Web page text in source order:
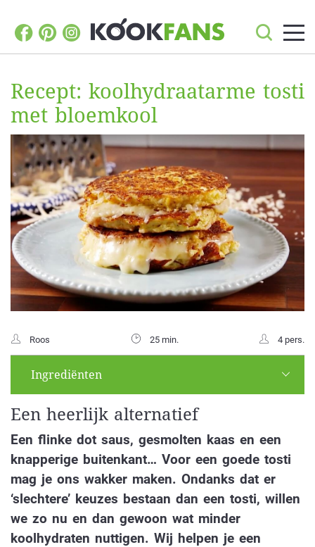
Recept: koolhydraatarme tosti
met bloemkool
Roos 25 min. 4 pers.
Ingrediënten
Een heerlijk alternatief
Een flinke dot saus, gesmolten kaas en een
knapperige buitenkant… Voor een goede tosti
mag je ons wakker maken. Ondanks dat er
‘slechtere’ keuzes bestaan dan een tosti, willen
we zo nu en dan gewoon wat minder
koolhydraten nuttigen. Wij helpen je een